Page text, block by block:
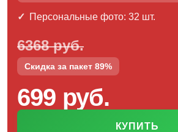
Персональные фото: 32 шт.
6368 руб.
Скидка за пакет 89%
699 руб.
КУПИТЬ